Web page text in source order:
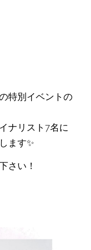
特別イベントの
ナリスト7名に
ます✨
さい！